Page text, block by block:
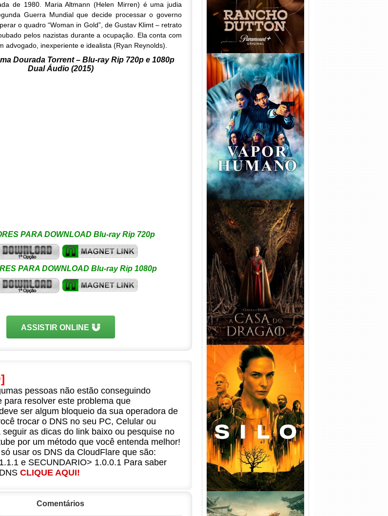
de 1980. Maria Altmann (Helen Mirren) é uma judia
Guerra Mundial que decide processar o governo
o quadro “Woman in Gold”, de Gustav Klimt – retrato
pelos nazistas durante a ocupação. Ela conta com
advogado, inexperiente e idealista (Ryan Reynolds).
Dourada Torrent – Blu-ray Rip 720p e 1080p
Dual Áudio (2015)
PARA DOWNLOAD Blu-ray Rip 720p
PARA DOWNLOAD Blu-ray Rip 1080p
ASSISTIR ONLINE
pessoas não estão conseguindo
para resolver este problema que
ser algum bloqueio da sua operadora de
trocar o DNS no seu PC, Celular ou
seguir as dicas do link baixo ou pesquise no
por um método que você entenda melhor!
usar os DNS da CloudFlare que são:
e SECUNDARIO> 1.0.0.1 Para saber
CLIQUE AQUI!
Comentários
Vapor Humano 1ª Temporada
Torrent (2026) WEB-DL 1080p
Dual Áudio
A Casa do Dragão 1ª
Temporada Torrent (2022)
WEB-DL 720p/1080p Dual
Áudio
Silo 1ª Temporada Torrent
(2023) WEB-DL
720p/1080p/4K Dual Áudio